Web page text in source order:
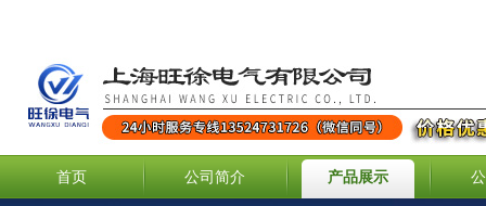
首页 公司简介 产品展示